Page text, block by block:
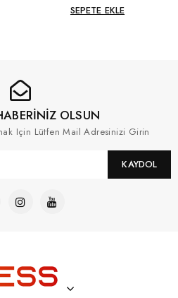
SEPETE EKLE
OLSUN
Için Lütfen Mail Adresinizi Girin
KAYDOL